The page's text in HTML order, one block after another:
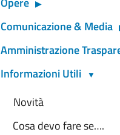
Comunicazione & Media
Amministrazione
Informazioni Utili
Novità
Cosa devo fare se….